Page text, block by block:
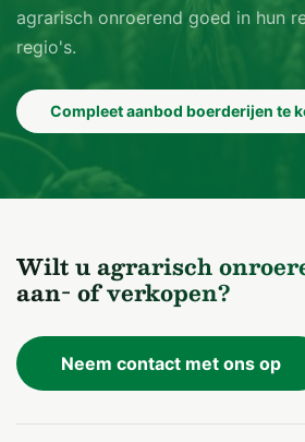
agrarisch onroerend goed in hun
regio's.
Compleet aanbod boerderijen te
Wilt u agrarisch
aan- of verkopen?
Neem contact met ons op